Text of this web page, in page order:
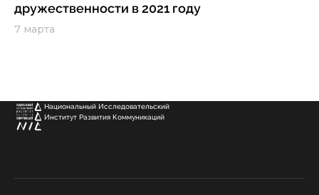
дружественности в 2021 году
7 марта
Национальный Исследовательский
Институт Развития Коммуникаций